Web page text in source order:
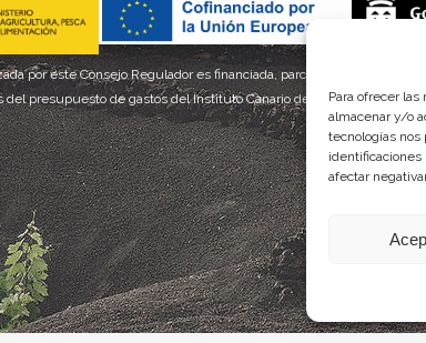
Para ofrecer
almacenar y/o
tecnologías nos
afectar
por este Consejo Regulador es financiada, parcialmente, por el
del presupuesto de gastos del Instituto Canario de Calidad